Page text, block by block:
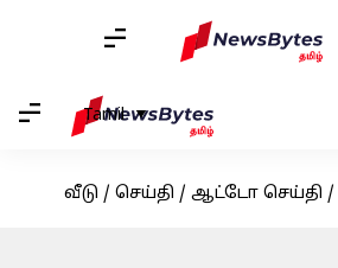
Tamil
வீடு / செய்தி / ஆட்டோ செய்தி /